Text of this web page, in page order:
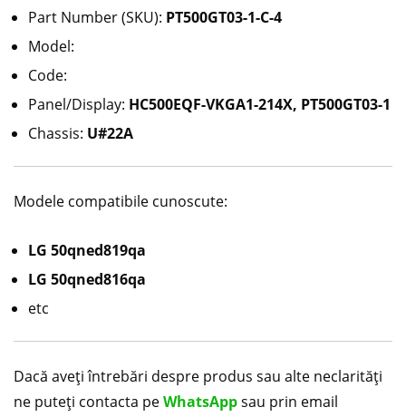
Part Number (SKU): PT500GT03-1-C-4
Model:
Code:
Panel/Display: HC500EQF-VKGA1-214X, PT500GT03-1
Chassis: U#22A
Modele compatibile cunoscute:
LG 50qned819qa
LG 50qned816qa
etc
Dacă aveți întrebări despre produs sau alte neclarități
ne puteți contacta peWhatsAppsau prin email